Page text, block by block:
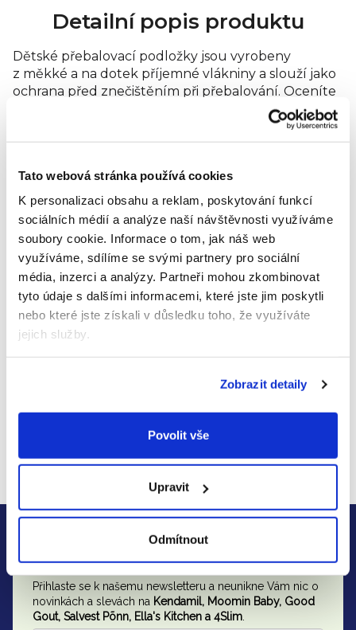
Tato webová stránka používá cookies
K personalizaci obsahu a reklam, poskytování funkcí
sociálních médií a analýze naší návštěvnosti využíváme
soubory cookie. Informace o tom, jak náš web
využíváme, sdílíme se svými partnery pro sociální
média, inzerci a analýzy. Partneři mohou zkombinovat
tyto údaje s dalšími informacemi, které jste jim poskytli
nebo které jste získali v důsledku toho, že využíváte
jejich služby.
Zobrazit detaily
Povolit vše
Upravit
Odmítnout
Detailní popis produktu
Dětské přebalovací podložky jsou vyrobeny
z měkké a na dotek příjemné vlákniny a slouží jako
ochrana před znečištěním při přebalování. Oceníte
je na výletech nebo na procházkách, ale hodí se
také jako ochrana lůžkovin na dětské postýlce, když
pečujete o dítě po koupání.
Složení:Netkaná textilie, celulózová buničina,
hedvábný papír, izolační fólie, lepidlo.
Distributor:TZMO Czech Republic, s. r. o.
Hodnocení produktu
Buďte první, kdo napíše příspěvek k této položce.
Pouze registrovaní uživatelé mohou vkládat
hodnocení. Prosím
ul.Zolkiewskiego 20/26, 87-100
Toruň, Polsko, +48 (56) 612 39 00
E-mail: tzmo@tzmo-global.com
p
Zjistěte včas všechny akce
a slevy
Přihlaste se k našemu newsletteru a neunikne Vám nic o
novinkách a slevách na Kendamil, Moomin Baby, Good
Gout, Salvest Põnn, Ella's Kitchen a 4Slim.